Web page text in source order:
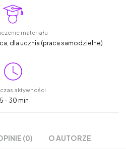
materiału
dla ucznia (praca samodzielne)
aktywności
- 30 min
(0) O AUTORZE